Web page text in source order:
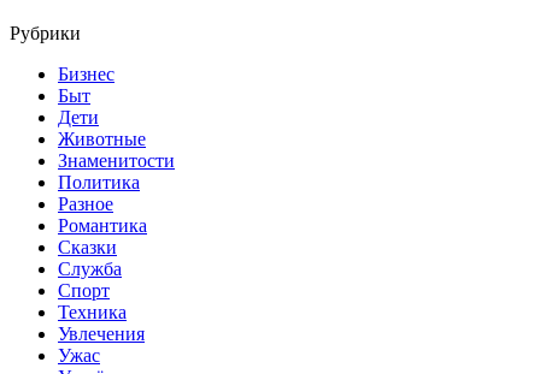
Рубрики
Бизнес
Быт
Дети
Животные
Знаменитости
Политика
Разное
Романтика
Сказки
Служба
Спорт
Техника
Увлечения
Ужас